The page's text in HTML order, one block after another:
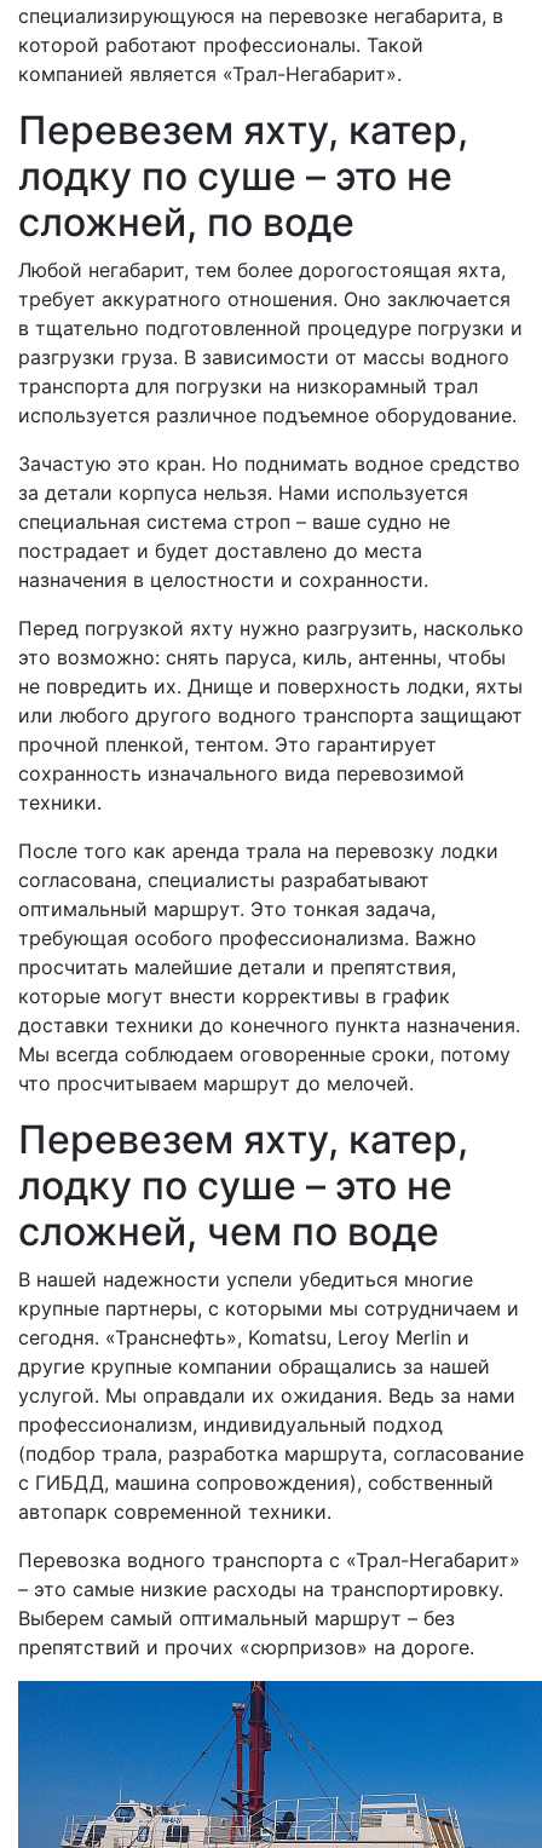
специализирующуюся на перевозке негабарита, в
которой работают профессионалы. Такой
компанией является «Трал-Негабарит».
Перевезем яхту, катер,
лодку по суше – это не
сложней, по воде
Любой негабарит, тем более дорогостоящая яхта,
требует аккуратного отношения. Оно заключается
в тщательно подготовленной процедуре погрузки и
разгрузки груза. В зависимости от массы водного
транспорта для погрузки на низкорамный трал
используется различное подъемное оборудование.
Зачастую это кран. Но поднимать водное средство
за детали корпуса нельзя. Нами используется
специальная система строп – ваше судно не
пострадает и будет доставлено до места
назначения в целостности и сохранности.
Перед погрузкой яхту нужно разгрузить, насколько
это возможно: снять паруса, киль, антенны, чтобы
не повредить их. Днище и поверхность лодки, яхты
или любого другого водного транспорта защищают
прочной пленкой, тентом. Это гарантирует
сохранность изначального вида перевозимой
техники.
После того как аренда трала на перевозку лодки
согласована, специалисты разрабатывают
оптимальный маршрут. Это тонкая задача,
требующая особого профессионализма. Важно
просчитать малейшие детали и препятствия,
которые могут внести коррективы в график
доставки техники до конечного пункта назначения.
Мы всегда соблюдаем оговоренные сроки, потому
что просчитываем маршрут до мелочей.
Перевезем яхту, катер,
лодку по суше – это не
сложней, чем по воде
В нашей надежности успели убедиться многие
крупные партнеры, с которыми мы сотрудничаем и
сегодня. «Транснефть», Komatsu, Leroy Merlin и
другие крупные компании обращались за нашей
услугой. Мы оправдали их ожидания. Ведь за нами
профессионализм, индивидуальный подход
(подбор трала, разработка маршрута, согласование
с ГИБДД, машина сопровождения), собственный
автопарк современной техники.
Перевозка водного транспорта с «Трал-Негабарит»
– это самые низкие расходы на транспортировку.
Выберем самый оптимальный маршрут – без
препятствий и прочих «сюрпризов» на дороге.